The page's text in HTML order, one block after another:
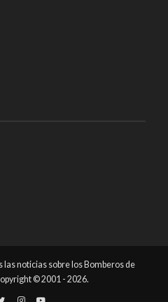
las noticias sobre los Bomberos de
© 2001 - 2026.